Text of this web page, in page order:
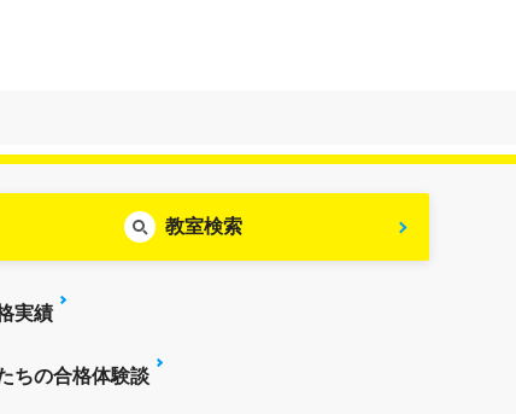
教室検索
実績
ちの合格体験談